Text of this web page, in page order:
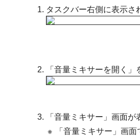
タスクバー右側に表示
「音量ミキサーを開く」
「音量ミキサー」画面
※
「音量ミキサー」画